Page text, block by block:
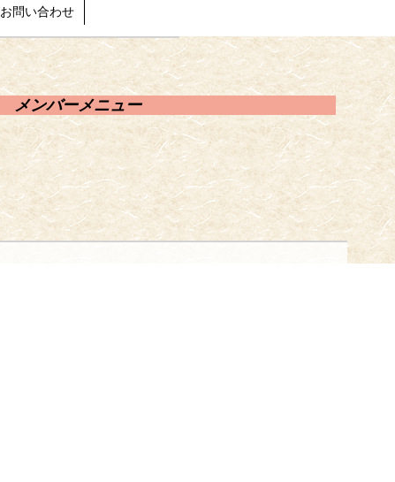
お問い合わせ
メンバーメニュー